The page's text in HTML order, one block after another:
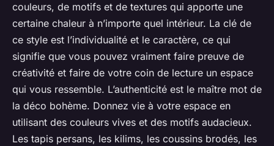
couleurs, de motifs et de textures qui apporte une
certaine chaleur à n’importe quel intérieur. La clé de
ce style est l’individualité et le caractère, ce qui
signifie que vous pouvez vraiment faire preuve de
créativité et faire de votre coin de lecture un espace
qui vous ressemble. L’authenticité est le maître mot de
la déco bohème. Donnez vie à votre espace en
utilisant des couleurs vives et des motifs audacieux.
Les tapis persans, les kilims, les coussins brodés, les